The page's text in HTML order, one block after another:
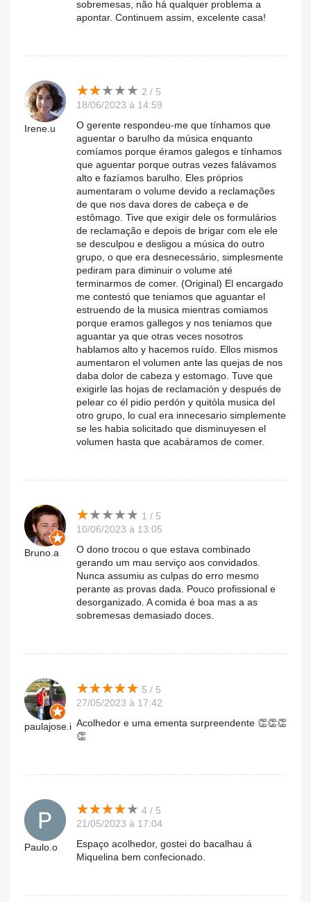
sobremesas, não há qualquer problema a
apontar. Continuem assim, excelente casa!
Irene.u
★★★★★
★★★★★ 2 / 5
18/06/2023 à 14:59
O gerente respondeu-me que tínhamos que
aguentar o barulho da música enquanto
comíamos porque éramos galegos e tínhamos
que aguentar porque outras vezes falávamos
alto e fazíamos barulho. Eles próprios
aumentaram o volume devido a reclamações
de que nos dava dores de cabeça e de
estômago. Tive que exigir dele os formulários
de reclamação e depois de brigar com ele ele
se desculpou e desligou a música do outro
grupo, o que era desnecessário, simplesmente
pediram para diminuir o volume até
terminarmos de comer. (Original) El encargado
me contestó que teniamos que aguantar el
estruendo de la musica mientras comiamos
porque eramos gallegos y nos teniamos que
aguantar ya que otras veces nosotros
hablamos alto y hacemos ruído. Ellos mismos
aumentaron el volumen ante las quejas de nos
daba dolor de cabeza y estomago. Tuve que
exigirle las hojas de reclamación y después de
pelear co él pidio perdón y quitóla musica del
otro grupo, lo cual era innecesario simplemente
se les habia solicitado que disminuyesen el
volumen hasta que acabáramos de comer.
Bruno.a
★★★★★
★★★★★ 1 / 5
10/06/2023 à 13:05
O dono trocou o que estava combinado
gerando um mau serviço aos convidados.
Nunca assumiu as culpas do erro mesmo
perante as provas dada. Pouco profissional e
desorganizado. A comida é boa mas a as
sobremesas demasiado doces.
paulajose.i
★★★★★
★★★★★ 5 / 5
27/05/2023 à 17:42
Acolhedor e uma ementa surpreendente 👏👏👏
👏
Paulo.o
★★★★★
★★★★★ 4 / 5
21/05/2023 à 17:04
Espaço acolhedor, gostei do bacalhau á
Miquelina bem confecionado.